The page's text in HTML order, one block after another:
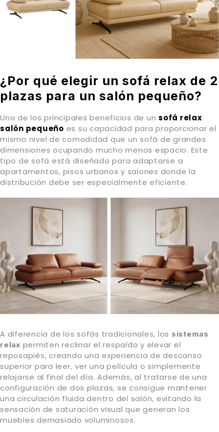
¿Por qué elegir un sofá relax de 2
plazas para un salón pequeño?
Uno de los principales beneficios de un sofá relax
salón pequeño es su capacidad para proporcionar el
mismo nivel de comodidad que un sofá de grandes
dimensiones ocupando mucho menos espacio. Este
tipo de sofá está diseñado para adaptarse a
apartamentos, pisos urbanos y salones donde la
distribución debe ser especialmente eficiente.
A diferencia de los sofás tradicionales, los sistemas
relax permiten reclinar el respaldo y elevar el
reposapiés, creando una experiencia de descanso
superior para leer, ver una película o simplemente
relajarse al final del día. Además, al tratarse de una
configuración de dos plazas, se consigue mantener
una circulación fluida dentro del salón, evitando la
sensación de saturación visual que generan los
muebles demasiado voluminosos.